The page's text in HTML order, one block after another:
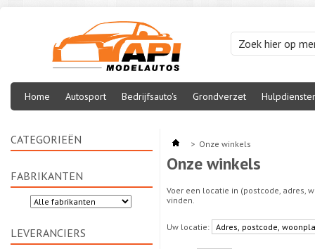
Home Autosport Bedrijfsauto's Grondverzet
CATEGORIEËN
FABRIKANTEN
LEVERANCIERS
> Onze winkels
Onze winkels
Voer een locatie in (postcode, adres,
vinden.
Uw locatie: